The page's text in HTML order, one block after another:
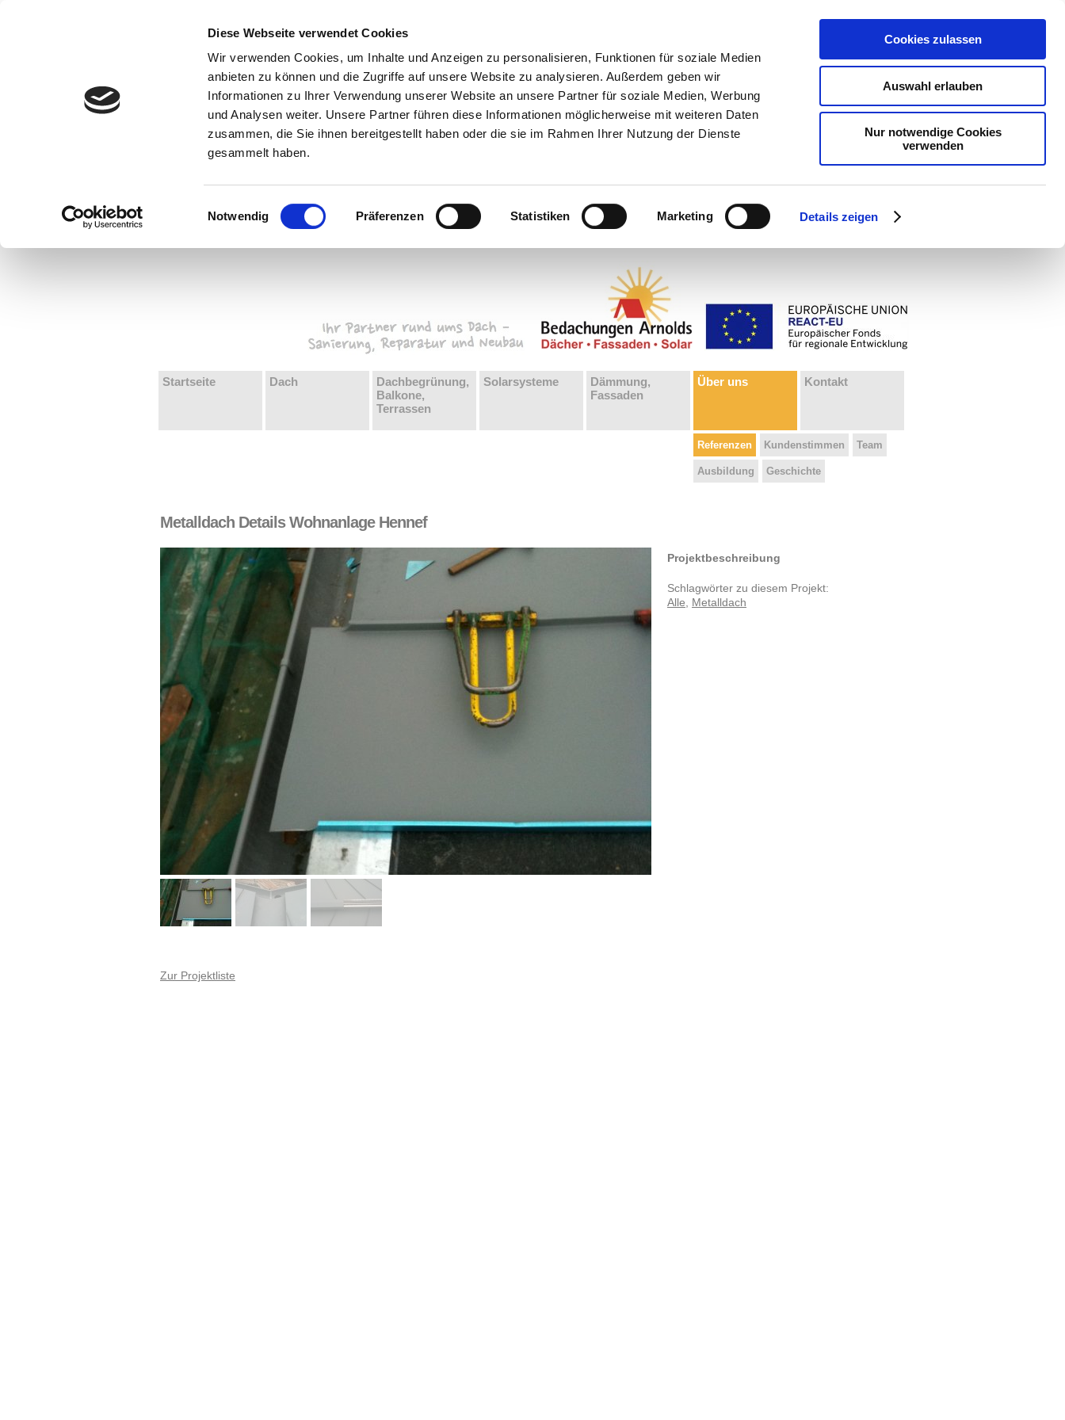
Diese Webseite verwendet Cookies
Wir verwenden Cookies, um Inhalte und Anzeigen zu personalisieren, Funktionen für soziale Medien
anbieten zu können und die Zugriffe auf unsere Website zu analysieren. Außerdem geben wir
Informationen zu Ihrer Verwendung unserer Website an unsere Partner für soziale Medien, Werbung
und Analysen weiter. Unsere Partner führen diese Informationen möglicherweise mit weiteren Daten
zusammen, die Sie ihnen bereitgestellt haben oder die sie im Rahmen Ihrer Nutzung der Dienste
gesammelt haben.
Einwilligungsauswahl
Notwendig Präferenzen Statistiken Marketing Details zeigen
Cookies zulassen
Auswahl erlauben
Nur notwendige Cookies
verwenden
Startseite Dach
Dachbegrünung,
Balkone,
Terrassen
Solarsysteme
Dämmung,
Fassaden
Über uns
Referenzen Kundenstimmen Team
Ausbildung Geschichte
Kontakt
Metalldach Details Wohnanlage Hennef
Zur Projektliste
Projektbeschreibung
Schlagwörter zu diesem Projekt:
Alle
Metalldach